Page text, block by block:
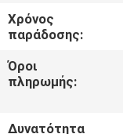
ΕΠΑΦΉ
ΝΈΑ
Χρόνος
παράδοσης:
Όροι
πληρωμής:
Δυνατότητα